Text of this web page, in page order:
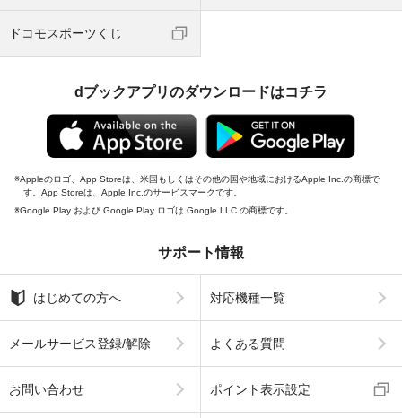
ドコモスポーツくじ
dブックアプリのダウンロードはコチラ
Appleのロゴ、App Storeは、米国もしくはその他の国や地域におけるApple Inc.の商標で
す。App Storeは、Apple Inc.のサービスマークです。
Google Play および Google Play ロゴは Google LLC の商標です。
サポート情報
はじめての方へ 対応機種一覧
メールサービス登録/解除 よくある質問
お問い合わせ ポイント表示設定